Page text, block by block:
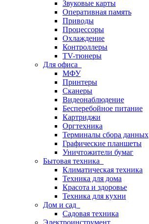
Звуковые карты
Оперативная память
Приводы
Процессоры
Охлаждение
Контроллеры
TV-тюнеры
Для офиса
МФУ
Принтеры
Сканеры
Видеонаблюдение
Бесперебойное питание
Картриджи
Оргтехника
Терминалы сбора данных
Графические планшеты
Уничтожители бумаг
Бытовая техника
Климатическая техника
Техника для дома
Красота и здоровье
Техника для кухни
Дом и сад
Садовая техника
Электроинструмент